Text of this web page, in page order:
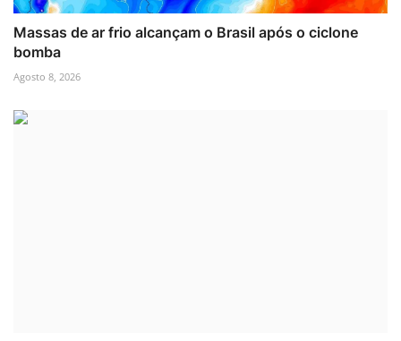
Massas de ar frio alcançam o Brasil após o ciclone
bomba
Agosto 8, 2026